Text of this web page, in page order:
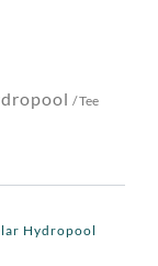
/ Tee
Hydropool